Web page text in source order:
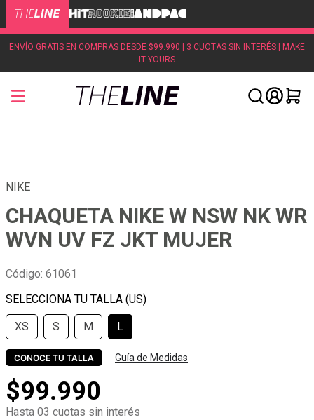
ENVÍO GRATIS EN COMPRAS DESDE $99.990 | 3 CUOTAS SIN INTERÉS | MAKE
IT YOURS
NIKE
CHAQUETA NIKE W NSW NK WR
WVN UV FZ JKT MUJER
Código: 61061
XS S M L
CONOCE TU TALLA Guía de Medidas
$99.990
Hasta 03 cuotas sin interés